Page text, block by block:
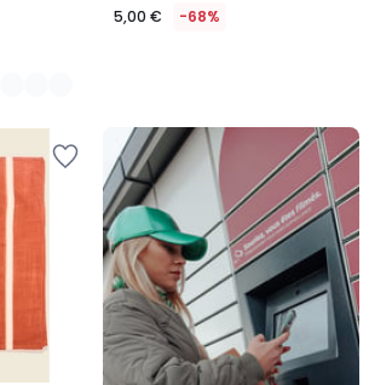
5,00 € -68%
Nouveau
Livraison
en
Locker
Mondial
Relay